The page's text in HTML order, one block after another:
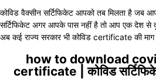
कोविड वैक्सीन सर्टिफिकेट आपको तब मिलता है जब
सर्टिफिकेट अगर आपके पास नहीं है तो आप एक देश से
अब कई राज्य सरकार भी कोविड certificate की माग
how to download
certificate | कोविड